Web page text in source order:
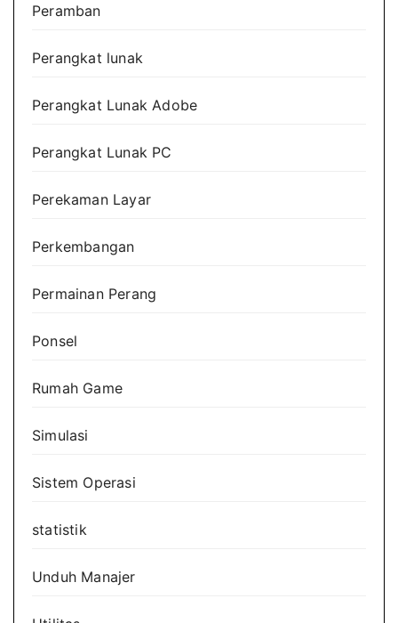
Peramban
Perangkat lunak
Perangkat Lunak Adobe
Perangkat Lunak PC
Perekaman Layar
Perkembangan
Permainan Perang
Ponsel
Rumah Game
Simulasi
Sistem Operasi
statistik
Unduh Manajer